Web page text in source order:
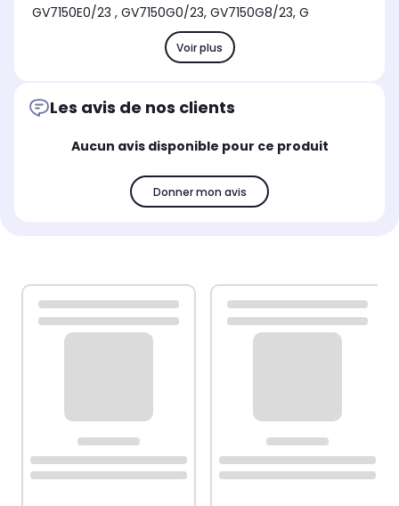
GV7150E0/23 , GV7150G0/23, GV7150G8/23, G
Voir plus
Les avis de nos clients
Aucun avis disponible pour ce produit
Donner mon avis